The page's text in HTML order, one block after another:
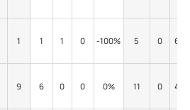
1 1 1 0 -100% 5 0
9 6 0 0 0% 11 0